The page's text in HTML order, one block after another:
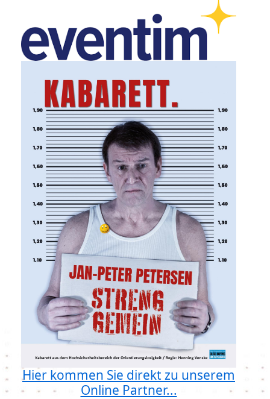
Hier kommen Sie direkt zu unserem
Online Partner...